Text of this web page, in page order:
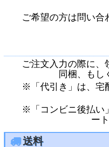
ご希望の方は問い合
ご注文入力の際に、
同梱、もし
※「代引き」は、宅
※「コンビニ後払い
ー
送料